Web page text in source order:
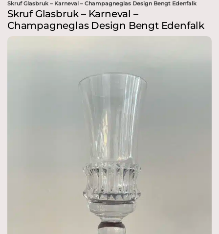
Skruf Glasbruk – Karneval – Champagneglas Design Bengt Edenfalk
Skruf Glasbruk – Karneval –
Champagneglas Design Bengt Edenfalk